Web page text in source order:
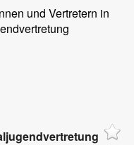
und Vertretern in